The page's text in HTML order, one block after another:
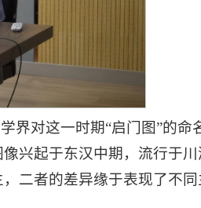
界对这一时期“启门图”的命
兴起于东汉中期，流行于
二者的差异缘于表现了不